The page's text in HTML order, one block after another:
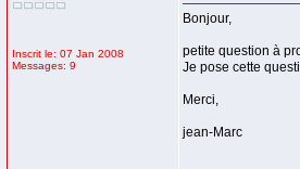
Inscrit le: 07 Jan 2008
Messages: 9
Bonjour,
petite question à
Je pose cette
Merci,
jean-Marc